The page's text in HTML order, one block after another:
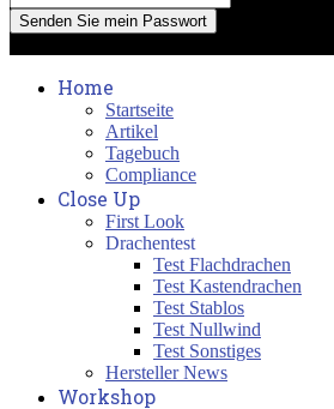
Home
Startseite
Artikel
Tagebuch
Compliance
Close Up
First Look
Drachentest
Test Flachdrachen
Test Kastendrachen
Test Stablos
Test Nullwind
Test Sonstiges
Hersteller News
Workshop